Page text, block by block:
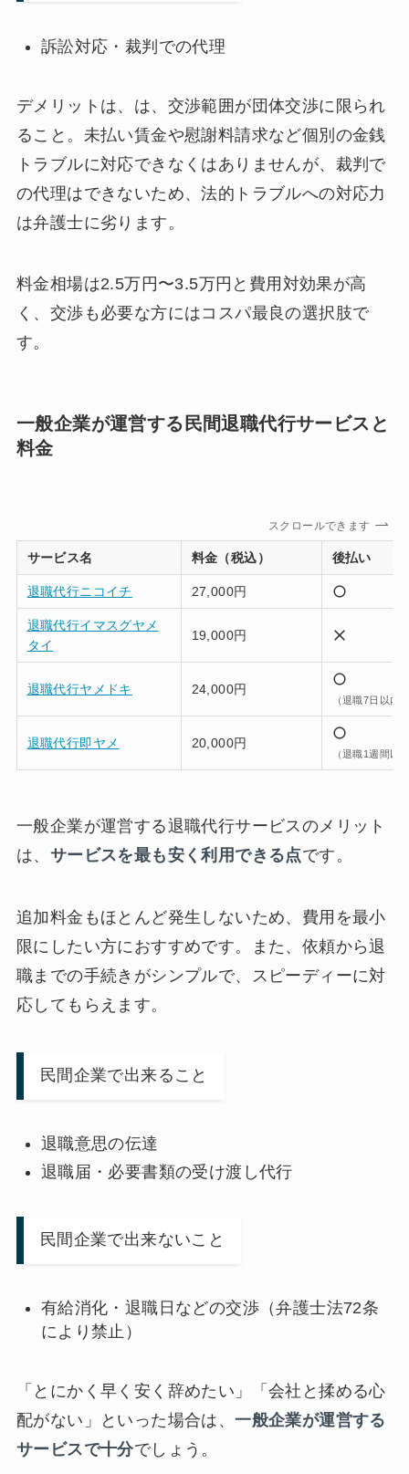
訴訟対応・裁判での代理
デメリットは、は、交渉範囲が団体交渉に限られ
ること。未払い賃金や慰謝料請求など個別の金銭
トラブルに対応できなくはありませんが、裁判で
の代理はできないため、法的トラブルへの対応力
は弁護士に劣ります。
料金相場は2.5万円〜3.5万円と費用対効果が高
く、交渉も必要な方にはコスパ最良の選択肢で
す。
一般企業が運営する民間退職代行サービスと
料金
スクロールできます
サービス名 料金（税込） 後払い
退職代行ニコイチ 27,000円
退職代行イマスグヤメ
タイ
19,000円
退職代行ヤメドキ 24,000円
（退職7日以内
退職代行即ヤメ 20,000円
（退職1週間以
一般企業が運営する退職代行サービスのメリット
は、 サービスを最も安く利用できる点です。
追加料金もほとんど発生しないため、費用を最小
限にしたい方におすすめです。また、依頼から退
職までの手続きがシンプルで、スピーディーに対
応してもらえます。
民間企業で出来ること
退職意思の伝達
退職届・必要書類の受け渡し代行
民間企業で出来ないこと
有給消化・退職日などの交渉（弁護士法72条
により禁止）
「とにかく早く安く辞めたい」「会社と揉める心
配がない」といった場合は、一般企業が運営する
サービスで十分でしょう。